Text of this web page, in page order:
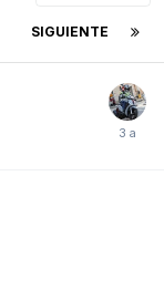
SIGUIENTE